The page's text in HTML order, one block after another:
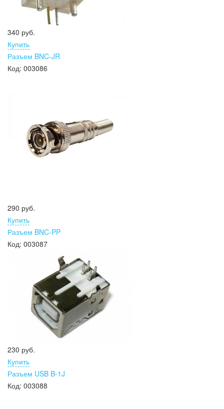
340 руб.
Купить
Разъем BNC-JR
Код: 003086
290 руб.
Купить
Разъем BNC-PP
Код: 003087
230 руб.
Купить
Разъем USB B-1J
Код: 003088